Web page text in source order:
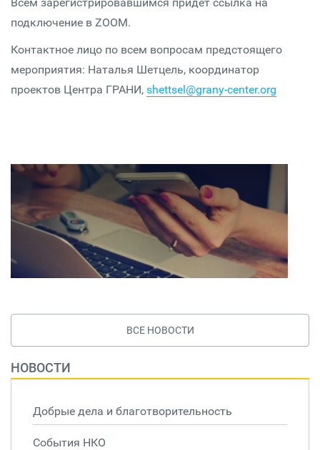
подключение в ZOOM.
Контактное лицо по всем вопросам предстоящего
мероприятия: Наталья Шетцель, координатор
проектов Центра ГРАНИ, shettsel@grany-center.org
ВСЕ НОВОСТИ
НОВОСТИ
Добрые дела и благотворительность
События НКО